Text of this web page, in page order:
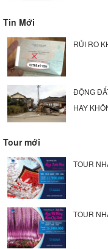
Tin Mới
RỦI RO
ĐỘNG
HAY
Tour mới
TOUR
TOUR